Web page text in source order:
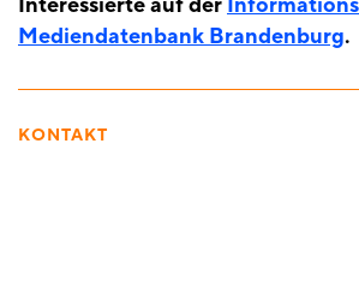
Interessierte auf der
Mediendatenbank Brandenburg.
KONTAKT